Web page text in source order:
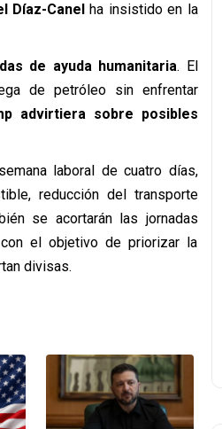
Díaz-Canelha insistido en la
de ayuda humanitaria. El
de petróleo sin enfrentar
advirtiera sobre posibles
laboral de cuatro días,
reducción del transporte
se acortarán las jornadas
el objetivo de priorizar la
divisas.